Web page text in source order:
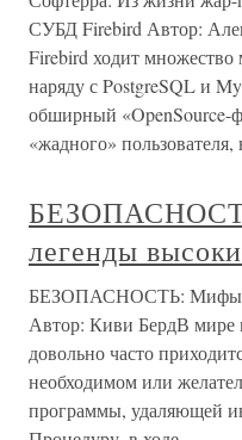
СУБД Firebird Автор:
Firebird ходит
наряду с PostgreSQL и
обширный «OpenSource-
«жадного»
легенды
БЕЗОПАСНОСТЬ: Мифы и
Автор: Киви БердВ мире
довольно часто
необходимом или
программы, удаляющей